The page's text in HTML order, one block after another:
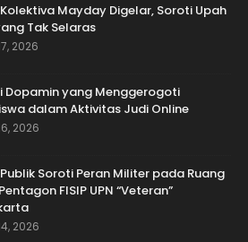
Kolektiva Mayday Digelar, Soroti Upah
Tak Selaras
2026
Dopamin yang Menggerogoti
dalam Aktivitas Judi Online
2026
Publik Soroti Peran Militer pada Ruang
FISIP UPN “Veteran”
2026